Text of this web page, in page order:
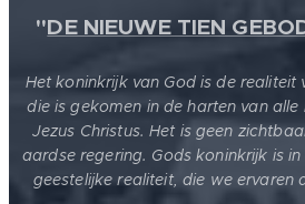
"DE NIEUWE TIEN
Het koninkrijk van God is de realiteit
die is gekomen in de harten van alle
Jezus Christus. Het is geen
aardse regering. Gods koninkrijk is
geestelijke realiteit, die we ervaren